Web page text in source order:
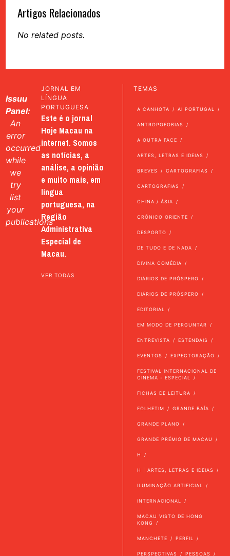
Artigos Relacionados
No related posts.
Issuu
Panel:
An
error
occurred
while
we
try
list
your
publications
JORNAL EM
LÍNGUA
PORTUGUESA
Este é o jornal
Hoje Macau na
internet. Somos
as notícias, a
análise, a opinião
e muito mais, em
língua
portuguesa, na
Região
Administrativa
Especial de
Macau.
VER TODAS
TEMAS
A CANHOTA AI PORTUGAL
ANTROPOFOBIAS
A OUTRA FACE
ARTES, LETRAS E IDEIAS
BREVES CARTOGRAFIAS
CARTOGRAFIAS
CHINA / ÁSIA
CRÓNICO ORIENTE
DESPORTO
DE TUDO E DE NADA
DIVINA COMÉDIA
DIÁRIOS DE PRÓSPERO
DIÁRIOS DE PRÓSPERO
EDITORIAL
EM MODO DE PERGUNTAR
ENTREVISTA ESTENDAIS
EVENTOS EXPECTORAÇÃO
FESTIVAL INTERNACIONAL DE
CINEMA - ESPECIAL
FICHAS DE LEITURA
FOLHETIM GRANDE BAÍA
GRANDE PLANO
GRANDE PRÉMIO DE MACAU
H
H | ARTES, LETRAS E IDEIAS
ILUMINAÇÃO ARTIFICIAL
INTERNACIONAL
MACAU VISTO DE HONG
KONG
MANCHETE PERFIL
PERSPECTIVAS PESSOAS